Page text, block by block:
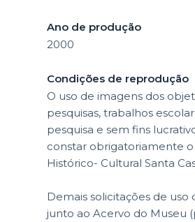
Ano de produção
2000
Condições de reprodução
O uso de imagens dos
pesquisas, trabalhos
pesquisa e sem fins
constar obrigatoriamente
Histórico- Cultural Santa
Demais solicitações de uso
junto ao Acervo do Museu